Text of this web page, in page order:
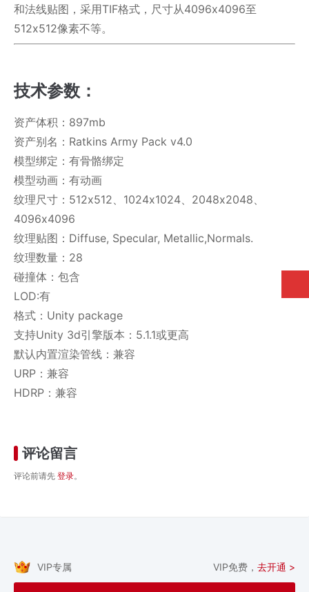
和法线贴图，采用TIF格式，尺寸从4096x4096至
512x512像素不等。
技术参数：
资产体积：897mb
资产别名：Ratkins Army Pack v4.0
模型绑定：有骨骼绑定
模型动画：有动画
纹理尺寸：512x512、1024x1024、2048x2048、
4096x4096
纹理贴图：Diffuse, Specular, Metallic,Normals.
纹理数量：28
碰撞体：包含
LOD:有
格式：Unity package
支持Unity 3d引擎版本：5.1.1或更高
默认内置渲染管线：兼容
URP：兼容
HDRP：兼容
评论留言
评论前请先 登录。
VIP专属 VIP免费， 去开通 >